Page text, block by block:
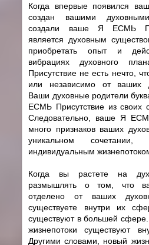
Когда впервые появился
создан вашими
создали ваше Я ЕСМЬ
является духовным
приобретать опыт и
вибрациях духовного
Присутствие не есть нечто,
или независимо от ваших
Ваши духовные родители
ЕСМЬ Присутствие из своих
Следовательно, ваше Я
много признаков ваших
уникальном
индивидуальным
Когда вы растете на
размышлять о том, что
отделено от ваших
существуете внутри их
существуют в большей
жизнепотоки существуют
Другими словами, новый